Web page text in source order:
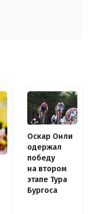
Оскар Онли
одержал
победу
на втором
этапе Тура
Бургоса